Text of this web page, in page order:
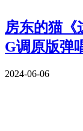
房东的猫《
G调原版弹
2024-06-06